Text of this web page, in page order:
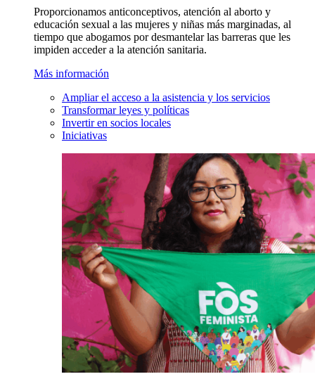
Proporcionamos anticonceptivos, atención al aborto y
educación sexual a las mujeres y niñas más marginadas, al
tiempo que abogamos por desmantelar las barreras que les
impiden acceder a la atención sanitaria.
Más información
Ampliar el acceso a la asistencia y los servicios
Transformar leyes y políticas
Invertir en socios locales
Iniciativas